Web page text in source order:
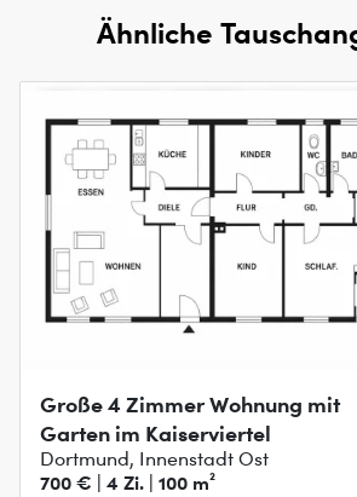
Ähnliche
Große 4 Zimmer Wohnung mit
Garten im Kaiserviertel
Dortmund, Innenstadt Ost
700 € | 4 Zi. | 100 m²